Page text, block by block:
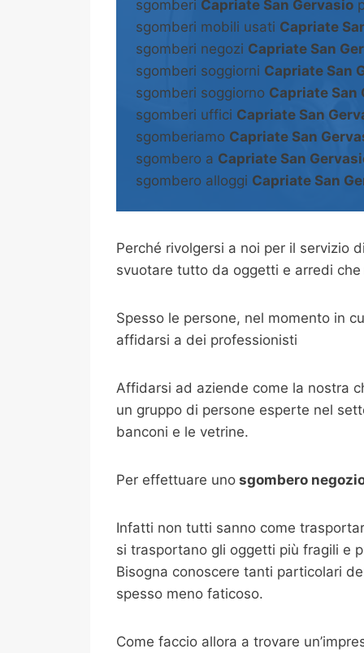
sgomberi Capriate San Gervasio
sgomberi mobili usati Capriate
sgomberi negozi Capriate San
sgomberi soggiorni Capriate San
sgomberi soggiorno Capriate San
sgomberi uffici Capriate San
sgomberiamo Capriate San
sgombero a Capriate San
sgombero alloggi Capriate San
Perché rivolgersi a noi per il servizio di
svuotare tutto da oggetti e arredi che
Spesso le persone, nel momento in
affidarsi a dei professionisti
Affidarsi ad aziende come la nostra
un gruppo di persone esperte nel
banconi e le vetrine.
Per effettuare uno sgombero
Infatti non tutti sanno come
si trasportano gli oggetti più fragili e
Bisogna conoscere tanti particolari
spesso meno faticoso.
Come faccio allora a trovare